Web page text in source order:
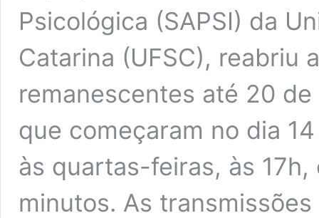
Psicológica (SAPSI) da
Catarina (UFSC), reabriu
remanescentes até 20
que começaram no dia
às quartas-feiras, às
minutos. As